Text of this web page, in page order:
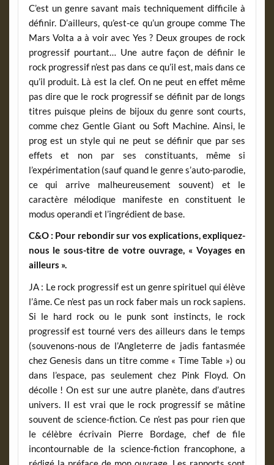
C’est un genre savant mais techniquement difficile à
définir. D’ailleurs, qu’est-ce qu’un groupe comme The
Mars Volta a à voir avec Yes ? Deux groupes de rock
progressif pourtant… Une autre façon de définir le
rock progressif n’est pas dans ce qu’il est, mais dans ce
qu’il produit. Là est la clef. On ne peut en effet même
pas dire que le rock progressif se définit par de longs
titres puisque pleins de bijoux du genre sont courts,
comme chez Gentle Giant ou Soft Machine. Ainsi, le
prog est un style qui ne peut se définir que par ses
effets et non par ses constituants, même si
l’expérimentation (sauf quand le genre s’auto-parodie,
ce qui arrive malheureusement souvent) et le
caractère mélodique manifeste en constituent le
modus operandi et l’ingrédient de base.
C&O : Pour rebondir sur vos explications, expliquez-
nous le sous-titre de votre ouvrage, « Voyages en
ailleurs ».
JA : Le rock progressif est un genre spirituel qui élève
l’âme. Ce n’est pas un rock faber mais un rock sapiens.
Si le hard rock ou le punk sont instincts, le rock
progressif est tourné vers des ailleurs dans le temps
(souvenons-nous de l’Angleterre de jadis fantasmée
chez Genesis dans un titre comme « Time Table ») ou
dans l’espace, pas seulement chez Pink Floyd. On
décolle ! On est sur une autre planète, dans d’autres
univers. Il est vrai que le rock progressif se mâtine
souvent de science-fiction. Ce n’est pas pour rien que
le célèbre écrivain Pierre Bordage, chef de file
incontournable de la science-fiction francophone, a